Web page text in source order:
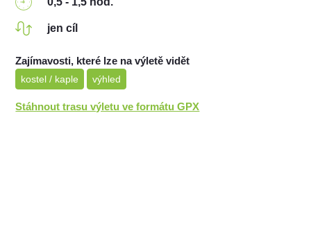
jen cíl
Zajímavosti, které lze na výletě vidět
kostel / kaple výhled
Stáhnout trasu výletu ve formátu GPX